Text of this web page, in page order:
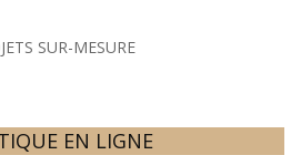
SUR-MESURE
EN LIGNE